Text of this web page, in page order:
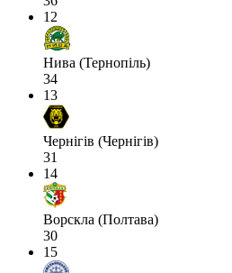
12
Нива (Тернопіль)
34
13
Чернігів (Чернігів)
31
14
Ворскла (Полтава)
30
15